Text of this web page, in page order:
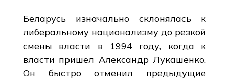
Беларусь изначально склонялась к
либеральному национализму до резкой
смены власти в 1994 году, когда к
власти пришел Александр Лукашенко.
Он быстро отменил предыдущие